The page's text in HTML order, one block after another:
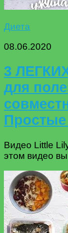
Диета
08.06.2020
3
для
Видео Little
этом видео